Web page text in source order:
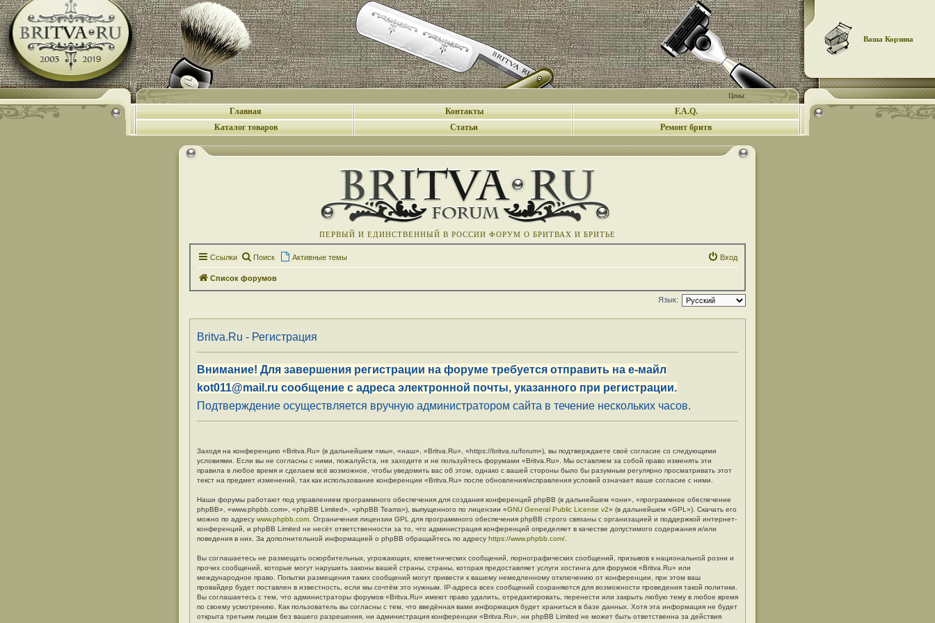
Цены:
Ваша Корзина
Главная Контакты
F.A.Q.
Каталог товаров
Статьи Ремонт бритв
ПЕРВЫЙ И ЕДИНСТВЕННЫЙ В РОССИИ ФОРУМ О БРИТВАХ И БРИТЬЕ
Ссылки Поиск Активные темы Вход
Список форумов
Язык:
Britva.Ru - Регистрация
Внимание! Для завершения регистрации на форуме требуется отправить на е-майл
kot011@mail.ru сообщение с адреса электронной почты, указанного при регистрации.
Подтверждение осуществляется вручную администратором сайта в течение нескольких часов.
Заходя на конференцию «Britva.Ru» (в дальнейшем «мы», «наш», «Britva.Ru», «https://britva.ru/forum»), вы подтверждаете своё согласие со следующими
условиями. Если вы не согласны с ними, пожалуйста, не заходите и не пользуйтесь форумами «Britva.Ru». Мы оставляем за собой право изменять эти
правила в любое время и сделаем всё возможное, чтобы уведомить вас об этом, однако с вашей стороны было бы разумным регулярно просматривать этот
текст на предмет изменений, так как использование конференции «Britva.Ru» после обновления/исправления условий означает ваше согласие с ними.
Наши форумы работают под управлением программного обеспечения для создания конференций phpBB (в дальнейшем «они», «программное обеспечение
phpBB», «www.phpbb.com», «phpBB Limited», «phpBB Teams»), выпущенного по лицензии «GNU General Public License v2» (в дальнейшем «GPL»). Скачать его
можно по адресу www.phpbb.com . Ограничения лицензии GPL для программного обеспечения phpBB строго связаны с организацией и поддержкой интернет-
конференций, и phpBB Limited не несёт ответственности за то, что администрация конференций определяет в качестве допустимого содержания и/или
поведения в них. За дополнительной информацией о phpBB обращайтесь по адресу https://www.phpbb.com/
Вы соглашаетесь не размещать оскорбительных, угрожающих, клеветнических сообщений, порнографических сообщений, призывов к национальной розни и
прочих сообщений, которые могут нарушить законы вашей страны, страны, которая предоставляет услуги хостинга для форумов «Britva.Ru» или
международное право. Попытки размещения таких сообщений могут привести к вашему немедленному отключению от конференции, при этом ваш
провайдер будет поставлен в известность, если мы сочтём это нужным. IP-адреса всех сообщений сохраняются для возможности проведения такой политики.
Вы соглашаетесь с тем, что администраторы форумов «Britva.Ru» имеют право удалить, отредактировать, перенести или закрыть любую тему в любое время
по своему усмотрению. Как пользователь вы согласны с тем, что введённая вами информация будет храниться в базе данных. Хотя эта информация не будет
открыта третьим лицам без вашего разрешения, ни администрация конференции «Britva.Ru», ни phpBB Limited не может быть ответственна за действия